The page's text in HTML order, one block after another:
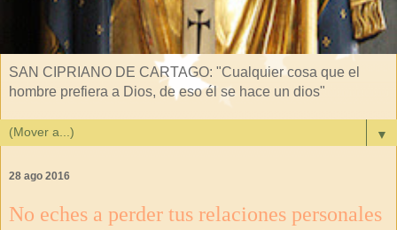
SAN CIPRIANO DE CARTAGO: "Cualquier cosa que el
hombre prefiera a Dios, de eso él se hace un dios"
▼
28 ago 2016
No eches a perder tus relaciones personales